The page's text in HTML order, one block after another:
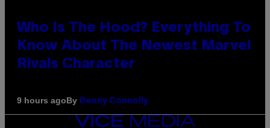
Who Is The Hood? Everything To
Know About The Newest Marvel
Rivals Character
9 hours agoBy Denny Connolly
VICE